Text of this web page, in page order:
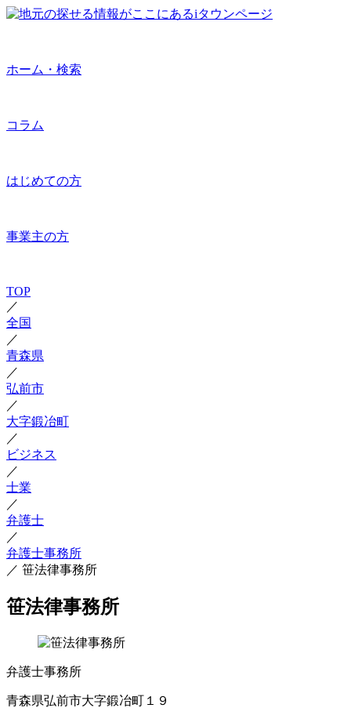
ホーム・検索
コラム
はじめての方
事業主の方
TOP
／
全国
／
青森県
／
弘前市
／
大字鍛冶町
／
ビジネス
／
士業
／
弁護士
／
弁護士事務所
／ 笹法律事務所
笹法律事務所
弁護士事務所
青森県弘前市大字鍛冶町１９